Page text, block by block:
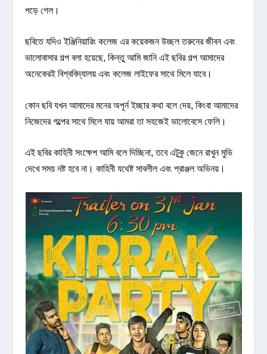
পড়ে গেল।
ছবিতে যদিও ইঞ্জিনিয়ারিং কলেজ এর কয়েকজন উচ্ছল তরুনের জীবন এবং
ভালোবাসার গল্প বলা হয়েছে, কিন্তু আমি জানি এই ছবির গল্প আমাদের
অনেকেরই বিশ্ববিদ্যালয় এবং কলেজ লাইফের সাথে মিলে যাবে।
কোন ছবি যখন আমাদের মনের অপূর্ন ইচ্ছার কথা বলে দেয়, কিংবা আমাদের
নিজেদের গল্পের সাথে মিলে যায় আমরা তা সহজেই ভালোবেসে ফেলি।
এই ছবির কাহিনী সংক্ষেপ আমি বলে দিচ্ছিনা, তবে এটুকু জেনে রাখুন মুভি
দেখে সময় নষ্ট হবে না। কাহিনী যথেষ্ট সাবলীল এবং প্রাঞ্জল অভিনয়।